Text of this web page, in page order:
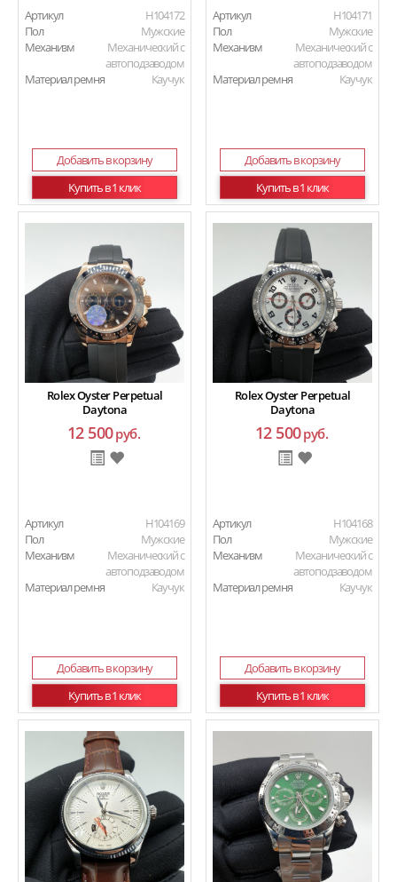
Артикул
H104172
Пол
Мужские
Механизм
Механический с
автоподзаводом
Материал ремня
Каучук
Добавить в корзину
Купить в 1 клик
Артикул
H104171
Пол
Мужские
Механизм
Механический с
автоподзаводом
Материал ремня
Каучук
Добавить в корзину
Купить в 1 клик
Rolex Oyster Perpetual
Daytona
12 500руб.
Артикул
H104169
Пол
Мужские
Механизм
Механический с
автоподзаводом
Материал ремня
Каучук
Добавить в корзину
Купить в 1 клик
Rolex Oyster Perpetual
Daytona
12 500руб.
Артикул
H104168
Пол
Мужские
Механизм
Механический с
автоподзаводом
Материал ремня
Каучук
Добавить в корзину
Купить в 1 клик